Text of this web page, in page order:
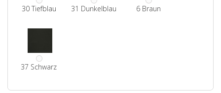
30 Tiefblau 31 Dunkelblau 6 Braun
37 Schwarz